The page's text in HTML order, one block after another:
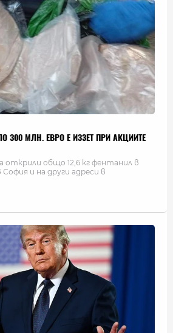
300 МЛН. ЕВРО Е ИЗЗЕТ ПРИ АКЦИИТЕ
открили общо 12,6 кг фентанил в
и на други адреси в